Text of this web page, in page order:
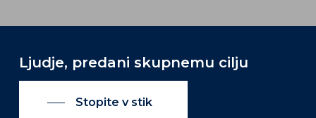
Ljudje, predani skupnemu cilju
Stopite v stik